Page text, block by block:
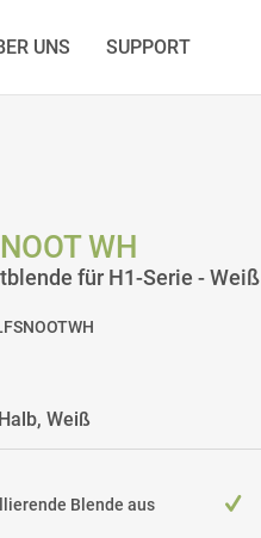
UNS SUPPORT
WH
für H1-Serie - Weiß
Blende aus